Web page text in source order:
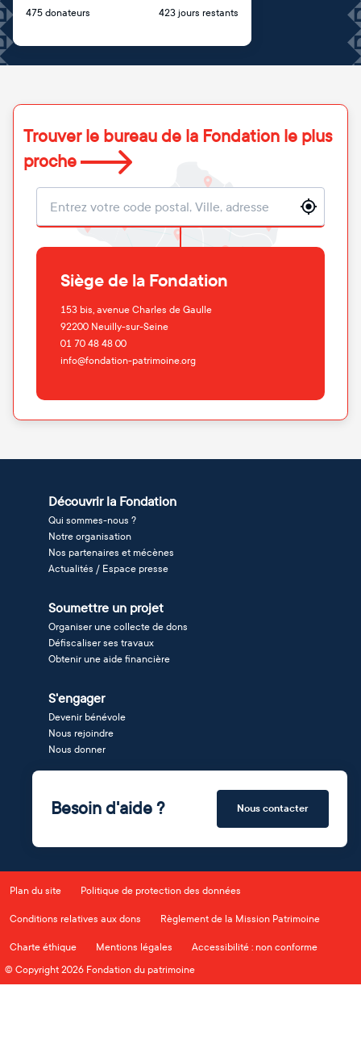
475 donateurs 423 jours restants
Trouver le bureau de la Fondation le plus
proche
Localisation
Siège de la Fondation
153 bis, avenue Charles de Gaulle
92200 Neuilly-sur-Seine
01 70 48 48 00
info@fondation-patrimoine.org
Découvrir la Fondation
Qui sommes-nous ?
Notre organisation
Nos partenaires et mécènes
Actualités / Espace presse
Soumettre un projet
Organiser une collecte de dons
Défiscaliser ses travaux
Obtenir une aide financière
S'engager
Devenir bénévole
Nous rejoindre
Nous donner
Besoin d'aide ? Nous contacter
Plan du site Politique de protection des données
Conditions relatives aux dons Règlement de la Mission Patrimoine
Charte éthique Mentions légales
Accessibilité : non conforme
© Copyright 2026 Fondation du patrimoine